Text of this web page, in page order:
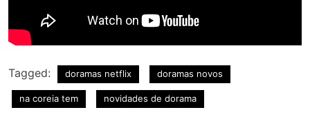
Tagged: doramas netflix doramas novos
na coreia tem novidades de dorama